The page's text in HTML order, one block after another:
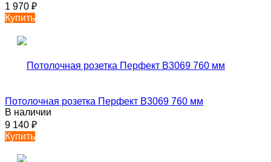
1 970 ₽
Купить
Потолочная розетка Перфект B3069 760 мм
В наличии
9 140 ₽
Купить